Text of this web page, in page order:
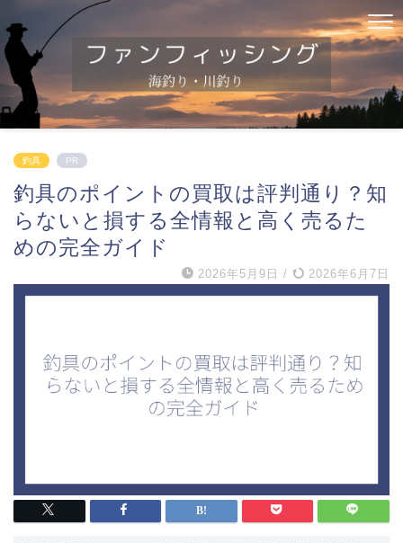
釣具 PR
釣具のポイントの買取は評判通り？知
らないと損する全情報と高く売るた
めの完全ガイド
2026年5月9日 / 2026年6月7日